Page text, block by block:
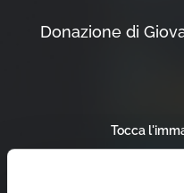
Donazione di
Tocca